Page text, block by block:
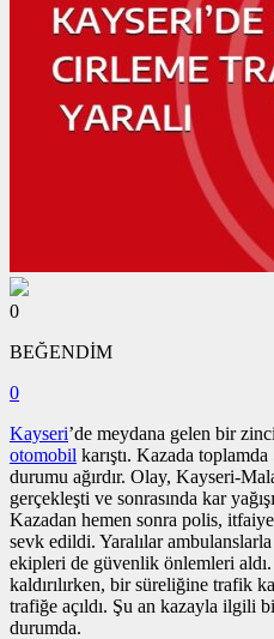
0
BEĞENDİM
0
Kayseri’de meydana gelen bir
otomobil karıştı. Kazada
durumu ağırdır. Olay, Kayseri-
gerçekleşti ve sonrasında kar
Kazadan hemen sonra polis,
sevk edildi. Yaralılar
ekipleri de güvenlik önlemleri
kaldırılırken, bir süreliğine trafik
trafiğe açıldı. Şu an kazayla ilgili
durumda.